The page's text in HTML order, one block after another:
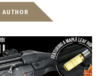
AUTHOR